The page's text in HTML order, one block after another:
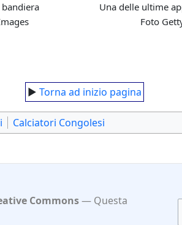
Una delle ultime
Foto
► Torna ad inizio pagina
Calciatori Congolesi
Commons
Questa